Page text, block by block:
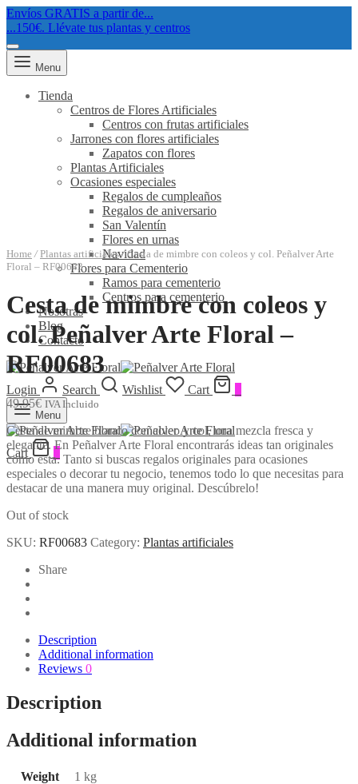
Envíos GRATIS a partir de...
...150€. Llévate tus plantas y centros
Menu
Tienda
Centros de Flores Artificiales
Centros con frutas artificiales
Jarrones con flores artificiales
Zapatos con flores
Plantas Artificiales
Ocasiones especiales
Regalos de cumpleaños
Regalos de aniversario
San Valentín
Flores en urnas
Navidad
Flores para Cementerio
Ramos para cementerio
Centros para cementerio
Nosotras
Blog
Contacto
Login Search Wishlist Cart
Menu
Cart 0
Home / Plantas artificiales /Cesta de mimbre con coleos y col. Peñalver Arte
Floral – RF00683
Cesta de mimbre con coleos y
col. Peñalver Arte Floral –
RF00683
49,95€ IVA Incluido
Cesta de mimbre blanco con coleo y col, una mezcla fresca y
elegante. En Peñalver Arte Floral encontrarás ideas tan originales
como esta. Tanto si buscas regalos originales para ocasiones
especiales o decorar tu negocio, tenemos todo lo que necesitas para
destacar de una manera muy original. Descúbrelo!
Out of stock
SKU: RF00683 Category: Plantas artificiales
Share
Description
Additional information
Reviews 0
Description
Additional information
Weight
1 kg